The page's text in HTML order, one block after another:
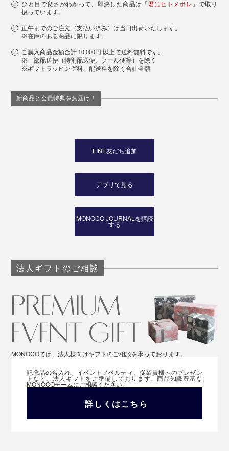
ひと目で良さがわかって、即決した商品は「 君にヒトメボレ 」で取り
扱っています。
正午までのご注文（支払い済み）は当日出荷いたします。
※在庫のある商品に限ります。
ご購入商品金額合計 10,000円 以上で送料無料です。
※一部配送便（特別配送便、クール便等）を除く
※ギフトラッピング料、配送料を除く合計金額
新商品と会員特典をお届け！
LINE友だち追加
アプリで見る
MONOCO JOURNALを購読
する
法人ギフトのご相談
MONOCOでは、法人様向けギフトのご相談を承っております。
記念品の名入れ、イベントノベルティ、従業員様へのプレゼン
トなど、法人ギフトをご準備しております。商品知識豊富な
MONOCOチームにご相談ください。
詳しくはこちら